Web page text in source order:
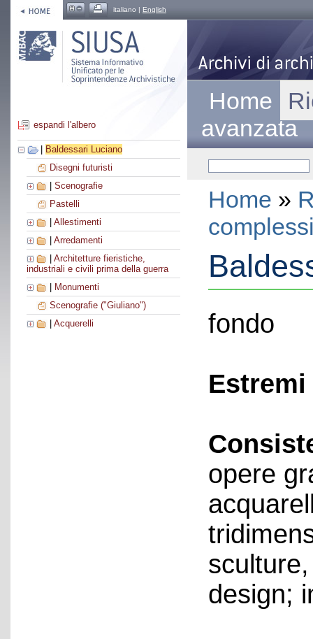
italiano | English
espandi l'albero
Baldessari Luciano
Disegni futuristi
Scenografie
Pastelli
Allestimenti
Arredamenti
Architetture fieristiche,
industriali e civili prima della guerra
Monumenti
Scenografie ("Giuliano")
Acquerelli
Home
avanzata
Home »
fondo
opere
design;